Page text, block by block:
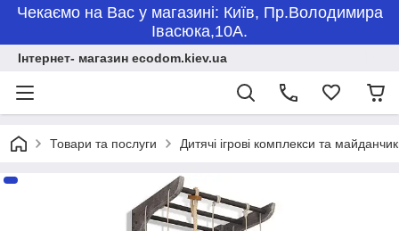
Чекаємо на Вас у магазині: Київ, Пр.Володимира
Івасюка,10А.
Інтернет- магазин ecodom.kiev.ua
Товари та послуги Дитячі ігрові комплекси та